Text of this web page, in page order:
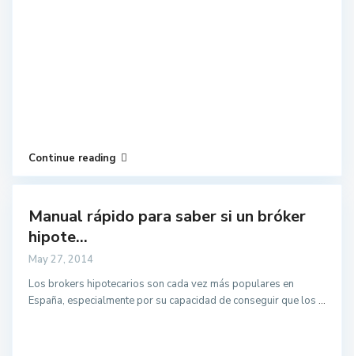
Continue reading
Manual rápido para saber si un bróker
hipote...
May 27, 2014
Los brokers hipotecarios son cada vez más populares en
España, especialmente por su capacidad de conseguir que los ...